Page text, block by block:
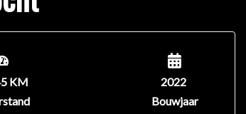
KM
2022
Bouwjaar